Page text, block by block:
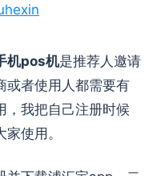
机pos机是推荐人邀请
或者使用人都需要有
， 我把自己注册时候
家使用 。